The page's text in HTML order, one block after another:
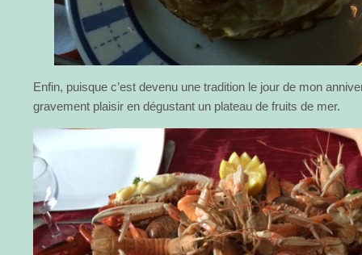
Enfin, puisque c’est devenu une tradition le jour de mon
gravement plaisir en dégustant un plateau de fruits de mer.